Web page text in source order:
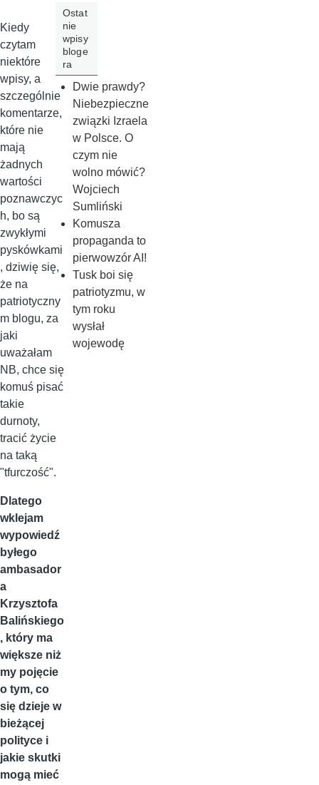
Kiedy
czytam
niektóre
wpisy, a
szczególnie
komentarze,
które nie
mają
żadnych
wartości
poznawczyc
h, bo są
zwykłymi
pyskówkami
, dziwię się,
że na
patriotyczny
m blogu, za
jaki
uważałam
NB, chce się
komuś pisać
takie
durnoty,
tracić życie
na taką
"tfurczość".
Dlatego
wklejam
wypowiedź
byłego
ambasador
a
Krzysztofa
Balińskiego
, który ma
większe niż
my pojęcie
o tym, co
się dzieje w
bieżącej
polityce i
jakie skutki
mogą mieć
Ostat
nie
wpisy
bloge
ra
Dwie prawdy?
Niebezpieczne
związki Izraela
w Polsce. O
czym nie
wolno mówić?
Wojciech
Sumliński
Komusza
propaganda to
pierwowzór AI!
Tusk boi się
patriotyzmu, w
tym roku
wysłał
wojewodę